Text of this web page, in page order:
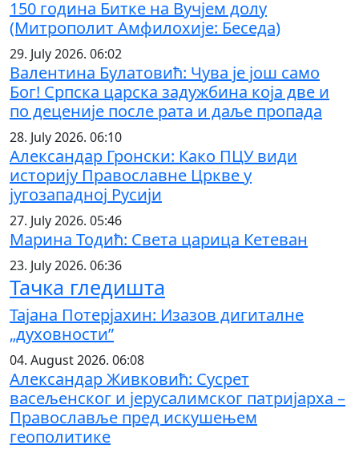
150 година Битке на Вучјем долу
(Митрополит Амфилохије: Беседа)
29. July 2026. 06:02
Валентина Булатовић: Чува је још само
Бог! Српска царска задужбина која две и
по деценије после рата и даље пропада
28. July 2026. 06:10
Александар Гронски: Како ПЦУ види
историју Православне Цркве у
југозападној Русији
27. July 2026. 05:46
Марина Тодић: Света царица Кетеван
23. July 2026. 06:36
Тачка гледишта
Тајана Потерјахин: Изазов дигиталне
„духовности”
04. August 2026. 06:08
Александар Живковић: Сусрет
васељенског и јерусалимског патријарха –
Православље пред искушењем
геополитике